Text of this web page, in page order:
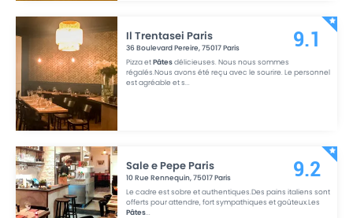
Il Trentasei Paris
36 Boulevard Pereire,75017Paris
Pizza etPâtesdélicieuses. Nous nous sommes
régalés.Nous avons été reçu avec le sourire. Le personnel
est agréable et s...
9.1
Sale e Pepe Paris
10 Rue Rennequin,75017Paris
Le cadre est sobre et authentiques.Des pains italiens sont
offerts pour attendre, fort sympathiques et goûteux.Les
Pâtes...
9.2